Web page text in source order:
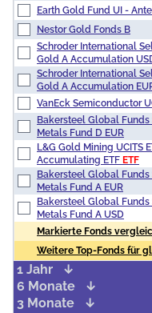
Earth Gold Fund UI -
Nestor Gold Fonds B
Schroder International
Gold A Accumulation
Schroder International
Gold A Accumulation
VanEck Semiconductor
Bakersteel Global Funds
Metals Fund D EUR
L&G Gold Mining UCITS
Accumulating ETF ETF
Bakersteel Global Funds
Metals Fund A EUR
Bakersteel Global Funds
Metals Fund A USD
Markierte Fonds
Weitere Top-Fonds für
1 Jahr
6 Monate
3 Monate